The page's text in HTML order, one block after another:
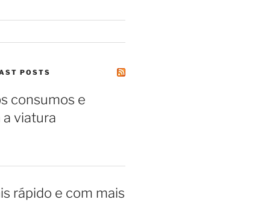
POSTS
consumos e
viatura
rápido e com mais